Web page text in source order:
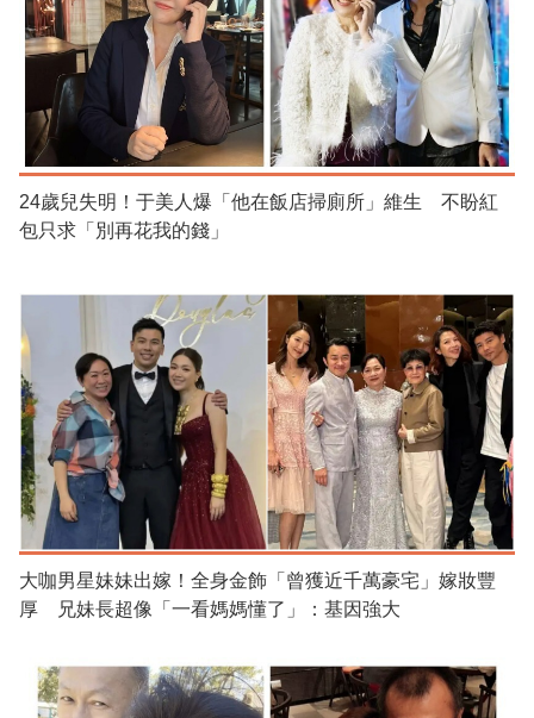
24歲兒失明！于美人爆「他在飯店掃廁所」維生 不盼紅
包只求「別再花我的錢」
大咖男星妹妹出嫁！全身金飾「曾獲近千萬豪宅」嫁妝豐
厚 兄妹長超像「一看媽媽懂了」：基因強大